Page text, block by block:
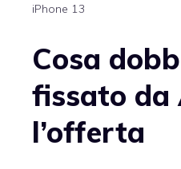
iPhone 13
Cosa
fissato da
l’offerta